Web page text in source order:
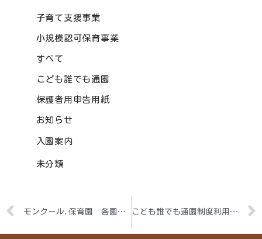
子育て支援事業
小規模認可保育事業
すべて
こども誰でも通園
保護者用申告用紙
お知らせ
入園案内
未分類
モンクール.保育園 各園空き状況 こども誰でも通園制度利用者向け～７月わくわくだより（モンクール保育園Ⅱ）